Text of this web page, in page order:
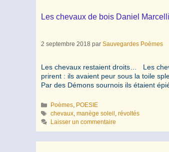
Les chevaux de bois Daniel
2 septembre 2018 par Sauvegardes Poèmes
Les chevaux restaient droits… Les
prirent : ils avaient peur sous la toile
Par des Démons sournois ils étaient
Catégories
Poèmes, POESIE
Étiquettes
chevaux,manège soleil ,révoltés
Laisser un commentaire